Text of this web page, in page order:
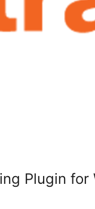
Plugin for